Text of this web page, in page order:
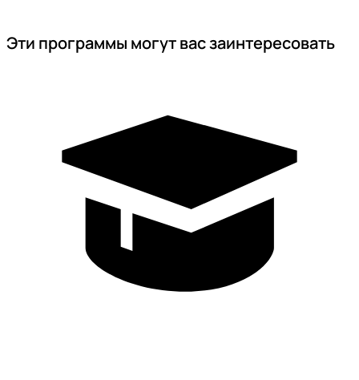
Эти программы могут вас заинтересовать